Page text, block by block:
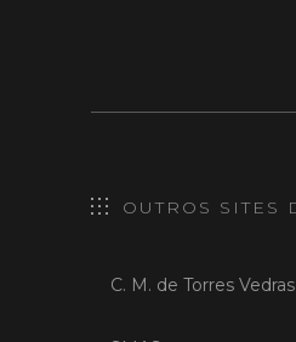
OUTROS SITES
C. M. de Torres Vedras